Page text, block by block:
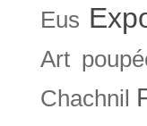
Eus
Art
Chachnil